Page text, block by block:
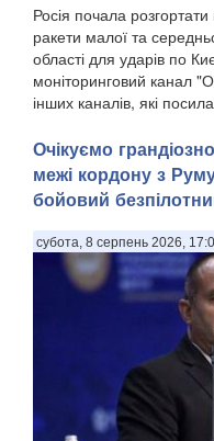
Росія почала розгортати
ракети малої та
області для ударів по
моніторинговий канал
інших каналів, які
Очікуємо
межі кордону з
бойовий
субота, 8 серпень 2026,